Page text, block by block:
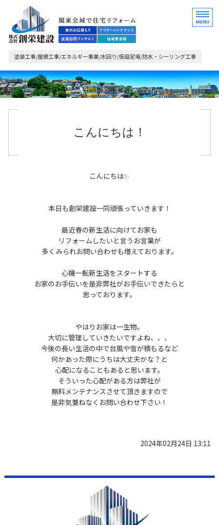
関東全域で住宅リフ
塗装工事/屋根工事/エネルギー事業/水回り/仮設足場/防水・シーリング工事
ホーム
業務内容・ご依頼の流れ
こんにちは！
こんにちは✨
本日も創栄建設一同頑張っていきます！
最近春の新生活に向けてお家も
リフォームしたいと言うお言葉が
多くみられお問い合わせも増えております。
心機一転新生活をスタートする
お家のお手伝いを是非弊社がお手伝いできたらと
思っております。
やはりお家は一生物。
大切に管理していきたいですよね、、、
今後の長い生活の中で台風や雪が積もるなど
何かあった際にうちは大丈夫かな？と
心配になることもあると思います。
そういった心配がある方は弊社が
無料メンテナンスさせて頂きますので
是非気兼ねなくお問い合わせ下さい！
2024年02月24日 13:11